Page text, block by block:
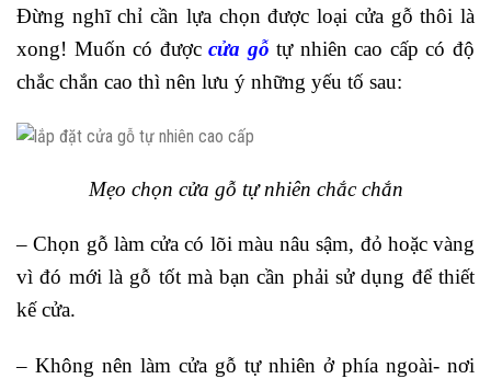
Đừng nghĩ chỉ cần lựa chọn được loại cửa gỗ thôi là
xong! Muốn có đượccửa gỗ tự nhiên cao cấp có độ
chắc chắn cao thì nên lưu ý những yếu tố sau:
Mẹo chọn cửa gỗ tự nhiên chắc chắn
– Chọn gỗ làm cửa có lõi màu nâu sậm, đỏ hoặc vàng
vì đó mới là gỗ tốt mà bạn cần phải sử dụng để thiết
kế cửa.
– Không nên làm cửa gỗ tự nhiên ở phía ngoài- nơi